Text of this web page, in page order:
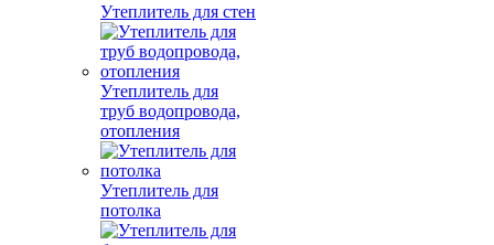
Утеплитель для стен
Утеплитель для
труб водопровода,
отопления
Утеплитель для
потолка